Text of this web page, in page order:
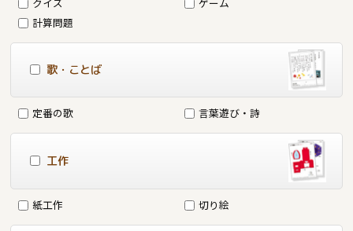
計算問題
歌・ことば
定番の歌 言葉遊び・詩
工作
紙工作 切り絵